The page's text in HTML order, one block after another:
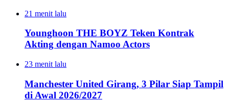
21 menit lalu
Younghoon THE BOYZ Teken Kontrak
Akting dengan Namoo Actors
23 menit lalu
Manchester United Girang, 3 Pilar Siap Tampil
di Awal 2026/2027